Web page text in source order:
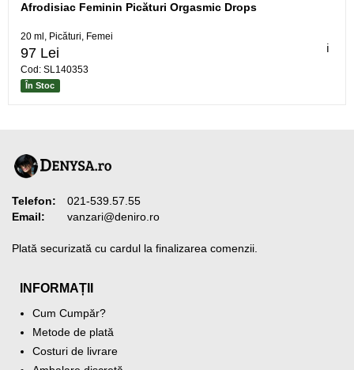
ℹ️
Afrodisiac Feminin Picături Orgasmic Drops
20 ml, Picături, Femei
97 Lei
Cod: SL140353
În Stoc
Telefon:
021-539.57.55
Email:
vanzari@deniro.ro
Plată securizată cu cardul la finalizarea comenzii.
INFORMAȚII
Cum Cumpăr?
Metode de plată
Costuri de livrare